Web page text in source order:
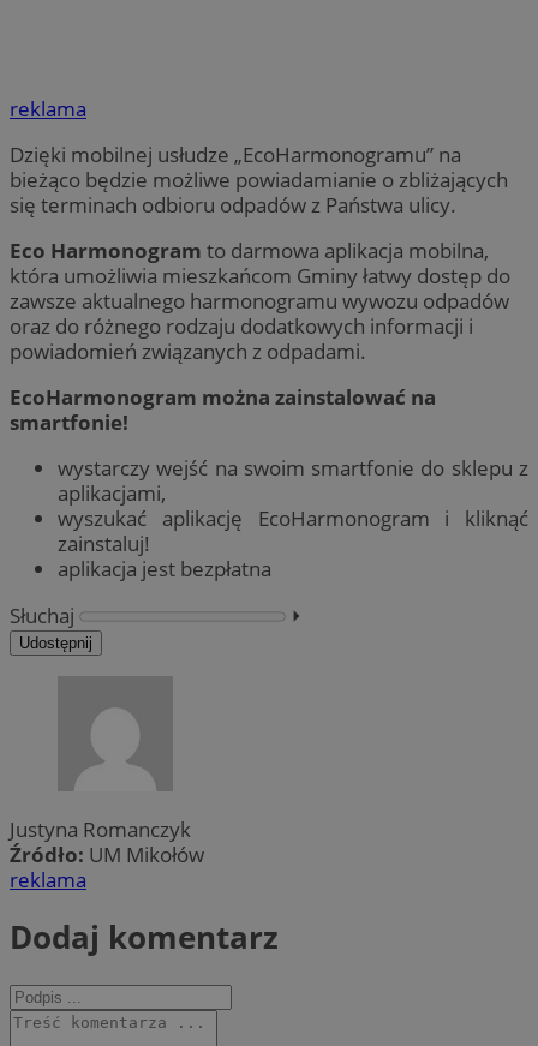
reklama
Dzięki mobilnej usłudze „EcoHarmonogramu” na
bieżąco będzie możliwe powiadamianie o zbliżających
się terminach odbioru odpadów z Państwa ulicy.
Eco Harmonogram to darmowa aplikacja mobilna,
która umożliwia mieszkańcom Gminy łatwy dostęp do
zawsze aktualnego harmonogramu wywozu odpadów
oraz do różnego rodzaju dodatkowych informacji i
powiadomień związanych z odpadami.
EcoHarmonogram można zainstalować na
smartfonie!
wystarczy wejść na swoim smartfonie do sklepu z
aplikacjami,
wyszukać aplikację EcoHarmonogram i kliknąć
zainstaluj!
aplikacja jest bezpłatna
Słuchaj
⏵︎
Udostępnij
Justyna Romanczyk
Źródło: UM Mikołów
reklama
Dodaj komentarz